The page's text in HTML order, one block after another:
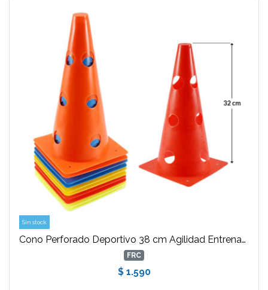
Sin stock
Cono Perforado Deportivo 38 cm Agilidad Entrenamiento Crossfit
FRC
$ 1.590